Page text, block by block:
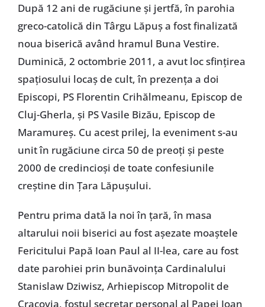
După 12 ani de rugăciune şi jertfă, în parohia
greco-catolică din Târgu Lăpuş a fost finalizată
noua biserică având hramul Buna Vestire.
Duminică, 2 octombrie 2011, a avut loc sfinţirea
spaţiosului locaş de cult, în prezenţa a doi
Episcopi, PS Florentin Crihălmeanu, Episcop de
Cluj-Gherla, şi PS Vasile Bizău, Episcop de
Maramureş. Cu acest prilej, la eveniment s-au
unit în rugăciune circa 50 de preoţi şi peste
2000 de credincioşi de toate confesiunile
creştine din Ţara Lăpuşului.
Pentru prima dată la noi în ţară, în masa
altarului noii biserici au fost aşezate moaştele
Fericitului Papă Ioan Paul al II-lea, care au fost
date parohiei prin bunăvoinţa Cardinalului
Stanislaw Dziwisz, Arhiepiscop Mitropolit de
Cracovia, fostul secretar personal al Papei Ioan